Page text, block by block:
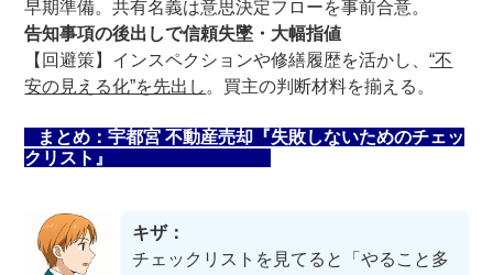
早期準備。共有名義は意思決定フローを事前合意。
告知事項の後出しで信頼失墜・大幅指値
【回避策】インスペクションや修繕履歴を活かし、“不
安の見える化”を先出し 。買主の判断材料を揃える。
まとめ：宇都宮 不動産売却『失敗しないためのチェッ
クリスト』
キザ：
チェックリストを見てると「やること多